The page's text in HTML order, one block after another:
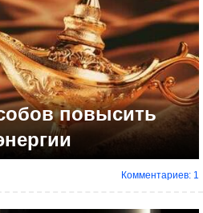
повысить
Комментариев: 1